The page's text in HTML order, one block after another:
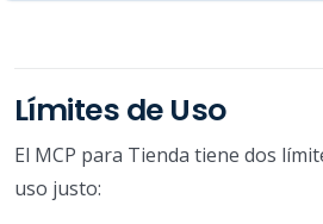
Límites de Uso
El MCP para Tienda tiene dos
uso justo: